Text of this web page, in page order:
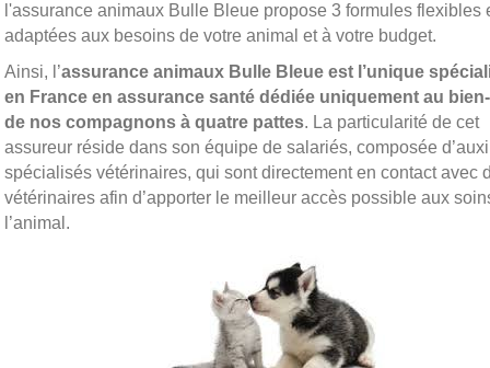
l'assurance animaux Bulle Bleue propose 3 formules flexibles
adaptées aux besoins de votre animal et à votre budget.
Ainsi, l’assurance animaux Bulle Bleue est l’unique
en France en assurance santé dédiée uniquement au
de nos compagnons à quatre pattes. La particularité de cet
assureur réside dans son équipe de salariés, composée
spécialisés vétérinaires, qui sont directement en contact avec
vétérinaires afin d’apporter le meilleur accès possible aux
l’animal.